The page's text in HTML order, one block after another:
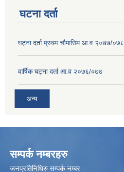
घटना दर्ता
घट्ना दर्ता प्रथम चौमासिम आ.व २०७७/०७८
वार्षिक घट्ना दर्ता आ.व २०७६/०७७
अन्य
सम्पर्क नम्बरहरु
जनप्रतिनिधिरु सम्पर्क नम्बर